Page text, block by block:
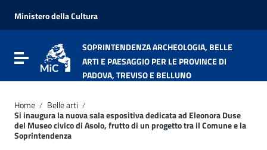
Vai al menu di navigazione
Vai al footer
Ministero della Cultura
Attiva / disattiva la navigazione
SOPRINTENDENZA ARCHEOLOGIA, BELLE
ARTI E PAESAGGIO PER LE PROVINCE DI
PADOVA, TREVISO E BELLUNO
Home / Belle arti /
Si inaugura la nuova sala espositiva dedicata ad Eleonora Duse
del Museo civico di Asolo, frutto di un progetto tra il Comune e la
Soprintendenza